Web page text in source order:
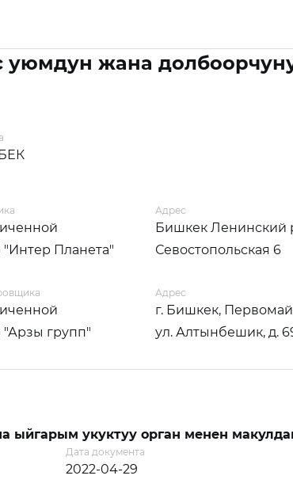
уюмдун жана
"Интер Планета"
Адрес
Бишкек Ленинский
Севостопольская 6
"Арзы групп"
Адрес
г. Бишкек,
ул. Алтынбешик, д.
ыйгарым укуктуу орган менен
Дата документа
2022-04-29